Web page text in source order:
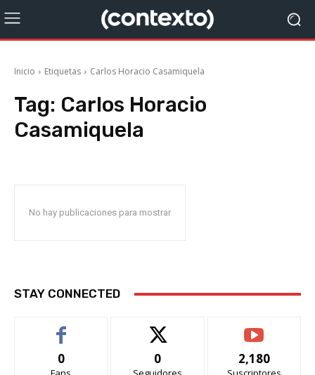
Inicio Etiquetas Carlos Horacio Casamiquela
Tag: Carlos Horacio
Casamiquela
No hay publicaciones para mostrar
STAY CONNECTED
0 0 2,180